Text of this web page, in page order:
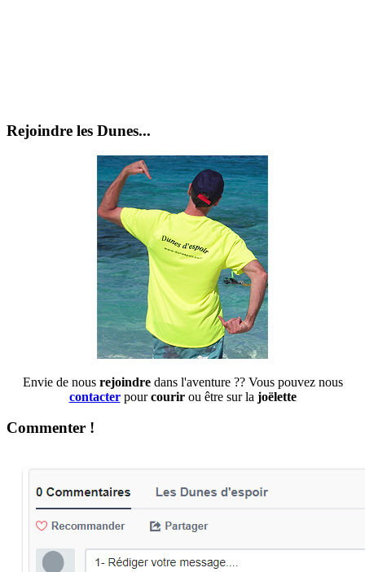
Rejoindre les Dunes...
Envie de nous rejoindre dans l'aventure ?? Vous pouvez nous
contacterpourcourir ou être sur la joëlette
Commenter !